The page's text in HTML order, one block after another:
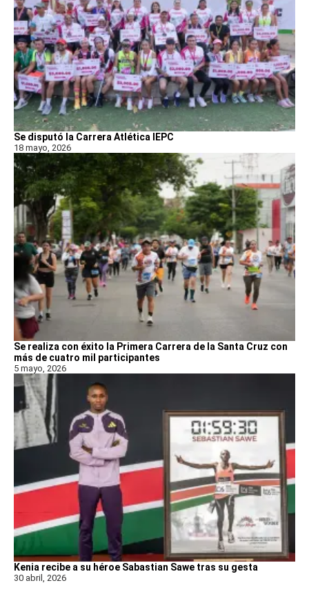
Se disputó la Carrera Atlética IEPC
18 mayo, 2026
Se realiza con éxito la Primera Carrera de la Santa Cruz con
más de cuatro mil participantes
5 mayo, 2026
Kenia recibe a su héroe Sabastian Sawe tras su gesta
30 abril, 2026